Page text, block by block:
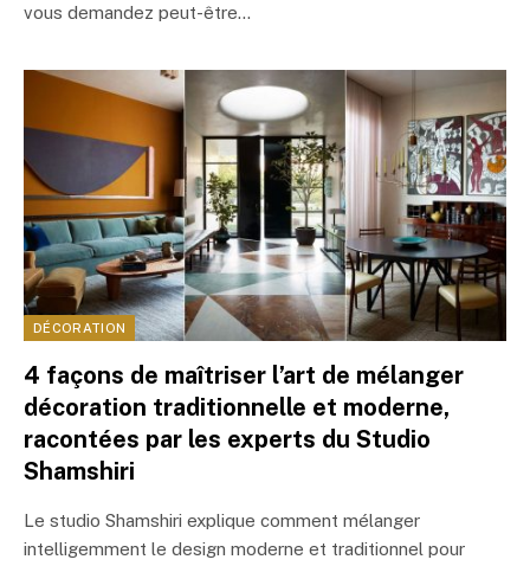
vous demandez peut-être…
DÉCORATION
4 façons de maîtriser l’art de mélanger
décoration traditionnelle et moderne,
racontées par les experts du Studio
Shamshiri
Le studio Shamshiri explique comment mélanger
intelligemment le design moderne et traditionnel pour